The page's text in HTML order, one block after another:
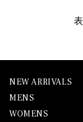
NEW ARRIVALS
MENS
WOMENS